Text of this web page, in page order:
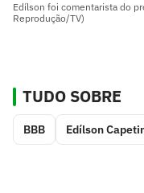
Edílson foi comentarista do
Reprodução/TV)
TUDO SOBRE
BBB Edílson